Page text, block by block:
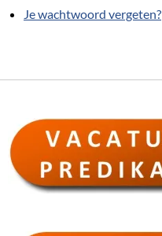
Je wachtwoord vergeten?